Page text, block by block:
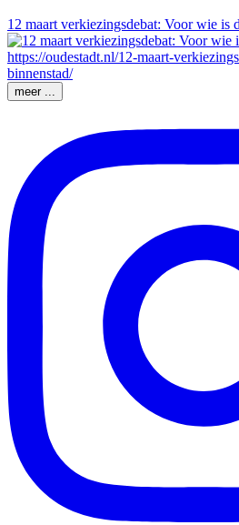
12 maart verkiezingsdebat: Voor wie is
meer ...